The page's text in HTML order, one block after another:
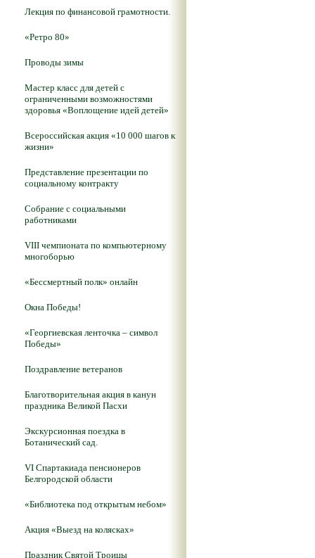
Лекция по финансовой грамотности.
«Ретро 80»
Проводы зимы
Мастер класс для детей с
ограниченными возможностями
здоровья «Воплощение идей детей»
Всероссийская акция «10 000 шагов к
жизни»
Представление презентации по
социальному контракту
Собрание с социальными
работниками
VIII чемпионата по компьютерному
многоборью
«Бессмертный полк» онлайн
Окна Победы!
«Георгиевская ленточка – символ
Победы»
Поздравление ветеранов
Благотворительная акция в канун
праздника Великой Пасхи
Экскурсионная поездка в
Ботанический сад.
VI Спартакиада пенсионеров
Белгородской области
«Библиотека под открытым небом»
Акция «Выезд на колясках»
Праздник Святой Троицы